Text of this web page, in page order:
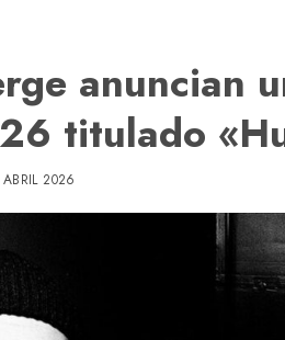
anuncian
titulado
ABRIL 2026